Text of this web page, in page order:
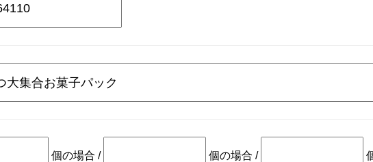
個の場合 / 個の場合 /